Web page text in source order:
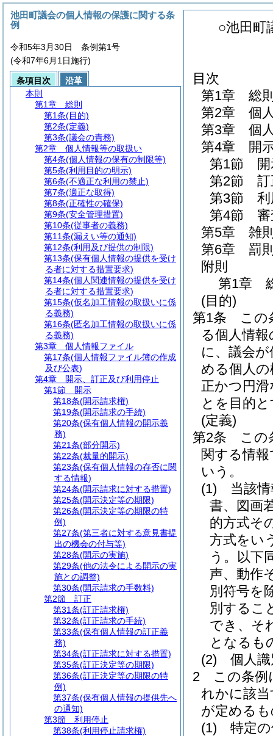
○池田町
目次
第1章
総
第2章
個
第3章
個
第4章
開
第1節
第2節
第3節
第4節
第5章
雑
第6章
罰
附則
第1章
(目的)
第1条
この
る個人情
に、議会
める個人
正かつ円
とを目的
(定義)
第2条
この
関する情
いう。
(1)
当該
書、図画
的方式そ
方式をい
う。以下
声、動作
別符号を
別するこ
でき、そ
となるも
(2)
個人
2
この条例
れかに該
が定める
(1)
特定
池田町議会の個人情報の保護に関する条
例
令和5年3月30日 条例第1号
(令和7年6月1日施行)
条項目次
沿革
本則
第1章
総則
第1条(目的)
第2条(定義)
第3条(議会の責務)
第2章
個人情報等の取扱い
第4条(個人情報の保有の制限等)
第5条(利用目的の明示)
第6条(不適正な利用の禁止)
第7条(適正な取得)
第8条(正確性の確保)
第9条(安全管理措置)
第10条(従事者の義務)
第11条(漏えい等の通知)
第12条(利用及び提供の制限)
第13条(保有個人情報の提供を受け
る者に対する措置要求)
第14条(個人関連情報の提供を受け
る者に対する措置要求)
第15条(仮名加工情報の取扱いに係
る義務)
第16条(匿名加工情報の取扱いに係
る義務)
第3章
個人情報ファイル
第17条(個人情報ファイル簿の作成
及び公表)
第4章
開示、訂正及び利用停止
第1節
開示
第18条(開示請求権)
第19条(開示請求の手続)
第20条(保有個人情報の開示義
務)
第21条(部分開示)
第22条(裁量的開示)
第23条(保有個人情報の存否に関
する情報)
第24条(開示請求に対する措置)
第25条(開示決定等の期限)
第26条(開示決定等の期限の特
例)
第27条(第三者に対する意見書提
出の機会の付与等)
第28条(開示の実施)
第29条(他の法令による開示の実
施との調整)
第30条(開示請求の手数料)
第2節
訂正
第31条(訂正請求権)
第32条(訂正請求の手続)
第33条(保有個人情報の訂正義
務)
第34条(訂正請求に対する措置)
第35条(訂正決定等の期限)
第36条(訂正決定等の期限の特
例)
第37条(保有個人情報の提供先へ
の通知)
第3節
利用停止
第38条(利用停止請求権)